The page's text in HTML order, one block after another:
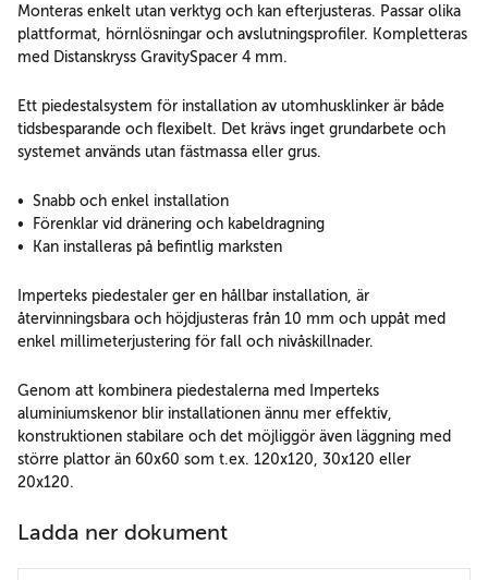
Monteras enkelt utan verktyg och kan efterjusteras. Passar olika
plattformat, hörnlösningar och avslutningsprofiler. Kompletteras
med Distanskryss GravitySpacer 4 mm.
Ett piedestalsystem för installation av utomhusklinker är både
tidsbesparande och flexibelt. Det krävs inget grundarbete och
systemet används utan fästmassa eller grus.
• Snabb och enkel installation
• Förenklar vid dränering och kabeldragning
• Kan installeras på befintlig marksten
Imperteks piedestaler ger en hållbar installation, är
återvinningsbara och höjdjusteras från 10 mm och uppåt med
enkel millimeterjustering för fall och nivåskillnader.
Genom att kombinera piedestalerna med Imperteks
aluminiumskenor blir installationen ännu mer effektiv,
konstruktionen stabilare och det möjliggör även läggning med
större plattor än 60x60 som t.ex. 120x120, 30x120 eller
20x120.
Ladda ner dokument